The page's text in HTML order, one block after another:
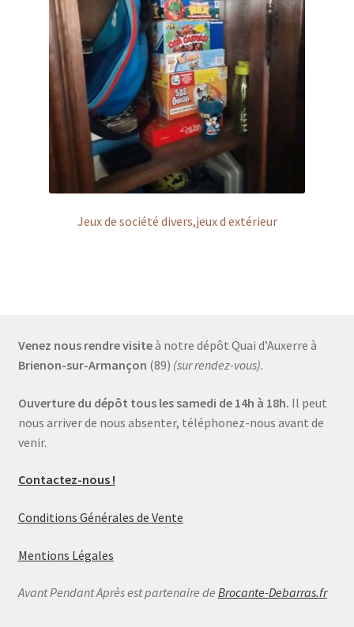
Jeux de société divers,jeux d extérieur
Venez nous rendre visiteà notre dépôt Quai d’Auxerre à
Brienon-sur-Armançon (89) (sur rendez-vous).
Ouverture du dépôt tous les samedi de 14h à 18h. Il peut
nous arriver de nous absenter, téléphonez-nous avant de
venir.
Contactez-nous !
Conditions Générales de Vente
Mentions Légales
Avant Pendant Après est partenaire de Brocante-Debarras.fr